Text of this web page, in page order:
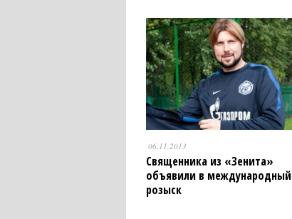
06.11.2013
Священника из «Зенита»
объявили в международный
розыск